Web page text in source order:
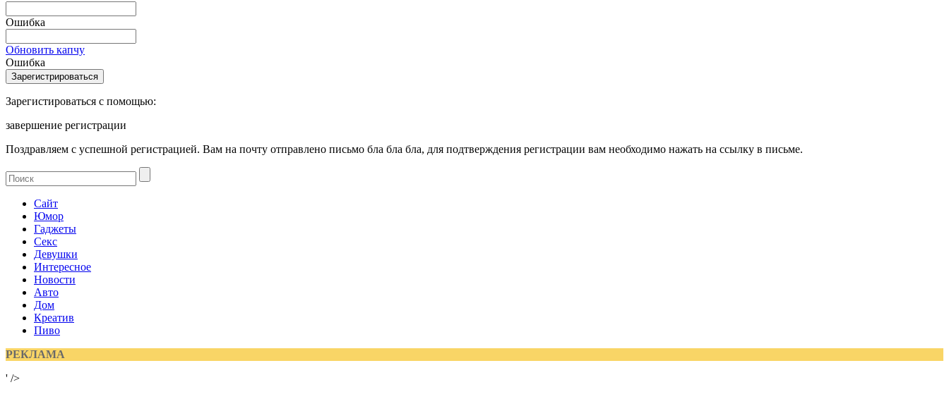
Ошибка
Обновить капчу
Ошибка
Зарегистироваться с помощью:
завершение регистрации
Поздравляем с успешной регистрацией. Вам на почту отправлено письмо бла бла бла, для подтверждения регистрации вам необходимо нажать на ссылку в письме.
Сайт
Юмор
Гаджеты
Секс
Девушки
Интересное
Новости
Авто
Дом
Креатив
Пиво
РЕКЛАМА
' />